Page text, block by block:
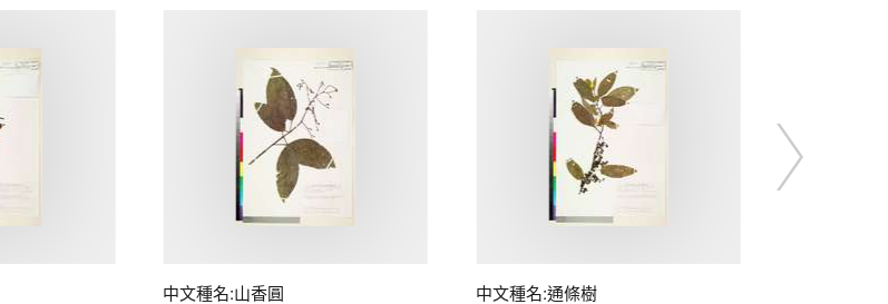
中文種名:山香圓 中文種名:通條樹